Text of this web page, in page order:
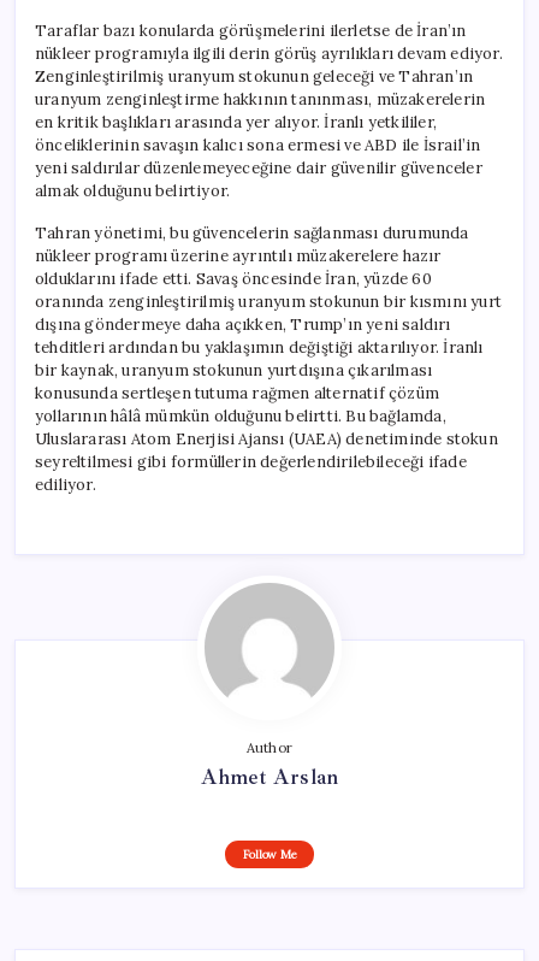
Taraflar bazı konularda görüşmelerini ilerletse de İran’ın
nükleer programıyla ilgili derin görüş ayrılıkları devam ediyor.
Zenginleştirilmiş uranyum stokunun geleceği ve Tahran’ın
uranyum zenginleştirme hakkının tanınması, müzakerelerin
en kritik başlıkları arasında yer alıyor. İranlı yetkililer,
önceliklerinin savaşın kalıcı sona ermesi ve ABD ile İsrail’in
yeni saldırılar düzenlemeyeceğine dair güvenilir güvenceler
almak olduğunu belirtiyor.
Tahran yönetimi, bu güvencelerin sağlanması durumunda
nükleer programı üzerine ayrıntılı müzakerelere hazır
olduklarını ifade etti. Savaş öncesinde İran, yüzde 60
oranında zenginleştirilmiş uranyum stokunun bir kısmını yurt
dışına göndermeye daha açıkken, Trump’ın yeni saldırı
tehditleri ardından bu yaklaşımın değiştiği aktarılıyor. İranlı
bir kaynak, uranyum stokunun yurtdışına çıkarılması
konusunda sertleşen tutuma rağmen alternatif çözüm
yollarının hâlâ mümkün olduğunu belirtti. Bu bağlamda,
Uluslararası Atom Enerjisi Ajansı (UAEA) denetiminde stokun
seyreltilmesi gibi formüllerin değerlendirilebileceği ifade
ediliyor.
Author
Ahmet Arslan
Follow Me